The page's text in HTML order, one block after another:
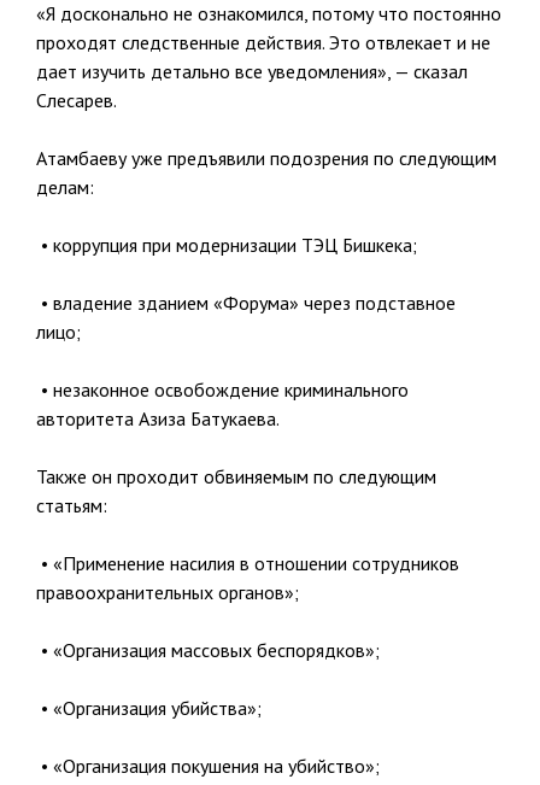
«Я досконально не ознакомился, потому что постоянно
проходят следственные действия. Это отвлекает и не
дает изучить детально все уведомления», — сказал
Слесарев.
Атамбаеву уже предъявили подозрения по следующим
делам:
• коррупция при модернизации ТЭЦ Бишкека;
• владение зданием «Форума» через подставное
лицо;
• незаконное освобождение криминального
авторитета Азиза Батукаева.
Также он проходит обвиняемым по следующим
статьям:
• «Применение насилия в отношении сотрудников
правоохранительных органов»;
• «Организация массовых беспорядков»;
• «Организация убийства»;
• «Организация покушения на убийство»;